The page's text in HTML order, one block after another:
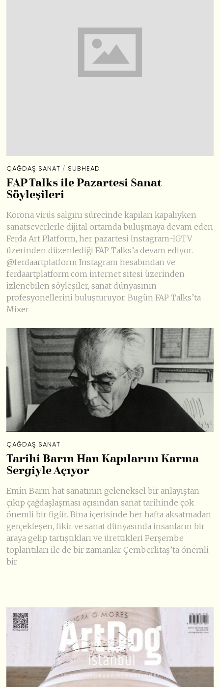
ÇAĞDAŞ SANAT / SUBHEAD
FAP Talks ile Pazartesi Sanat
Söyleşileri
Korona virüs salgını sürecinde kapıları kapalıyken
sanatseverlerle dijital ortamda buluşmaya devam eden
Ferda Art Platform, her pazartesi Instagram-IGTV
üzerinden düzenlediği FAP Talks’a devam ediyor.
@ferdaartplatform Instagram hesabından ve
ferdaartplatform.com internet sitesi üzerinden
izlenebilen söyleşiler, sanat dünyasının
profesyonellerini buluşturuyor. Bugün FAP Talks’ta
Mixer
ÇAĞDAŞ SANAT
Tarihi Barın Han Kapılarını Karma
Sergiyle Açıyor
Emin Barın hat sanatının geleneksel bir anlayıştan
çıkıp çağdaşlaşması açısından sanat tarihinde çok
önemli bir figür. Bina içerisinde her hafta aksatmadan
gerçekleşen, fikir ve sanat dünyasında insanların bir
araya gelip tartıştıkları ve ürettikleri Perşembe
toplantıları ile de bir zamanlar Çemberlitaş’ta önemli
bir